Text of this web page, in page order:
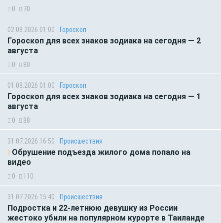
0 70
02.08.2026 01:00 Гороскоп
Гороскоп для всех знаков зодиака на сегодня — 2
августа
0 80
01.08.2026 01:00 Гороскоп
Гороскоп для всех знаков зодиака на сегодня — 1
августа
0 88
31.07.2026 16:50 Происшествия
Обрушение подъезда жилого дома попало на
видео
0 110
31.07.2026 15:40 Происшествия
Подростка и 22-летнюю девушку из России
жестоко убили на популярном курорте в Таиланде